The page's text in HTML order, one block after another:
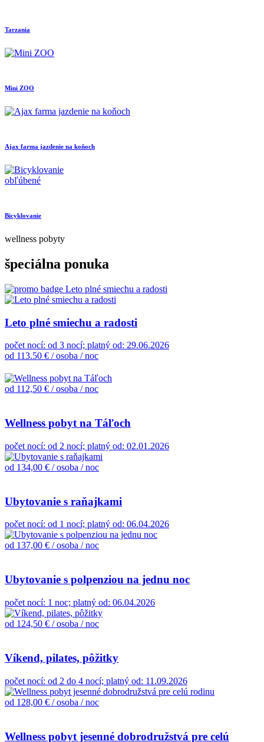
Tarzania
Mini ZOO
Ajax farma jazdenie na koňoch
obľúbené
Bicyklovanie
wellness pobyty
špeciálna ponuka
Leto plné smiechu a radosti
počet nocí: od 3 nocí; platný od: 29.06.2026
od 113.50 € / osoba / noc
od 112,50 € / osoba / noc
Wellness pobyt na Táľoch
počet nocí: od 2 nocí; platný od: 02.01.2026
od 134,00 € / osoba / noc
Ubytovanie s raňajkami
počet nocí: od 1 nocí; platný od: 06.04.2026
od 137,00 € / osoba / noc
Ubytovanie s polpenziou na jednu noc
počet nocí: 1 noc; platný od: 06.04.2026
od 124,50 € / osoba / noc
Víkend, pilates, pôžitky
počet nocí: od 2 do 4 nocí; platný od: 11.09.2026
od 128,00 € / osoba / noc
Wellness pobyt jesenné dobrodružstvá pre celú